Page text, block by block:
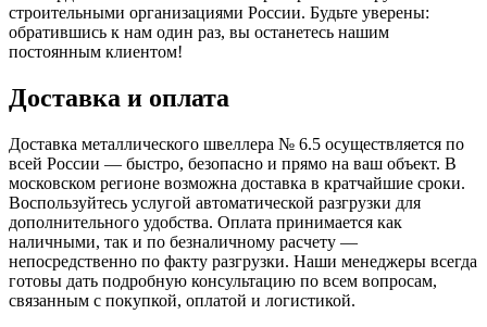
строительными организациями России. Будьте уверены:
обратившись к нам один раз, вы останетесь нашим
постоянным клиентом!
Доставка и оплата
Доставка металлического швеллера № 6.5 осуществляется по
всей России — быстро, безопасно и прямо на ваш объект. В
московском регионе возможна доставка в кратчайшие сроки.
Воспользуйтесь услугой автоматической разгрузки для
дополнительного удобства. Оплата принимается как
наличными, так и по безналичному расчету —
непосредственно по факту разгрузки. Наши менеджеры всегда
готовы дать подробную консультацию по всем вопросам,
связанным с покупкой, оплатой и логистикой.